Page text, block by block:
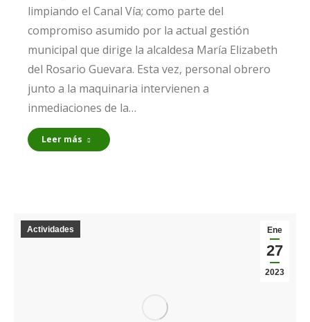
limpiando el Canal Vía; como parte del
compromiso asumido por la actual gestión
municipal que dirige la alcaldesa María Elizabeth
del Rosario Guevara. Esta vez, personal obrero
junto a la maquinaria intervienen a
inmediaciones de la…
Leer más
Ene
27
2023
Actividades